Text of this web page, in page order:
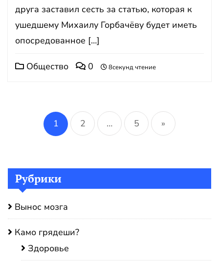
друга заставил сесть за статью, которая к
ушедшему Михаилу Горбачёву будет иметь
опосредованное […]
Общество 0 8секунд чтение
Пагинация
записей
1 2 … 5 »
Рубрики
Вынос мозга
Камо грядеши?
Здоровье